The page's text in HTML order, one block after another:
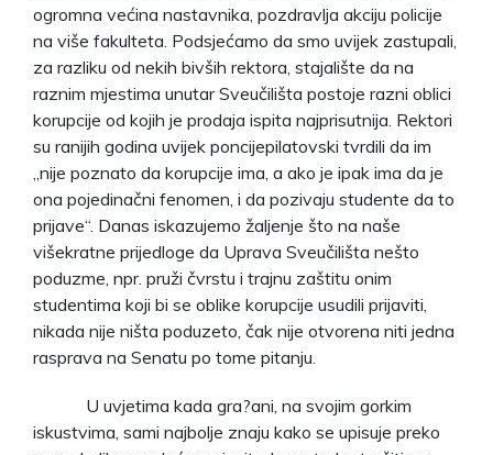
ogromna većina nastavnika, pozdravlja akciju policije
na više fakulteta. Podsjećamo da smo uvijek zastupali,
za razliku od nekih bivših rektora, stajalište da na
raznim mjestima unutar Sveučilišta postoje razni oblici
korupcije od kojih je prodaja ispita najprisutnija. Rektori
su ranijih godina uvijek poncijepilatovski tvrdili da im
„nije poznato da korupcije ima, a ako je ipak ima da je
ona pojedinačni fenomen, i da pozivaju studente da to
prijave“. Danas iskazujemo žaljenje što na naše
višekratne prijedloge da Uprava Sveučilišta nešto
poduzme, npr. pruži čvrstu i trajnu zaštitu onim
studentima koji bi se oblike korupcije usudili prijaviti,
nikada nije ništa poduzeto, čak nije otvorena niti jedna
rasprava na Senatu po tome pitanju.
U uvjetima kada gra?ani, na svojim gorkim
iskustvima, sami najbolje znaju kako se upisuje preko